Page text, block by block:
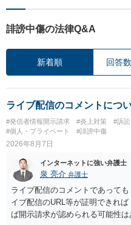
誹謗中傷の法律Q&A
新着順 回答
ライブ配信のコメントにつ
#発信者情報開示請求 #炎上対策 #訴
#個人・プライベート
#誹謗中傷
2026年8月7日
インターネットに強い弁護士
泉 亮介 弁護士
ライブ配信のコメントであって
イブ配信のURL等が証明できれ
ば開示請求が認められる可能性は